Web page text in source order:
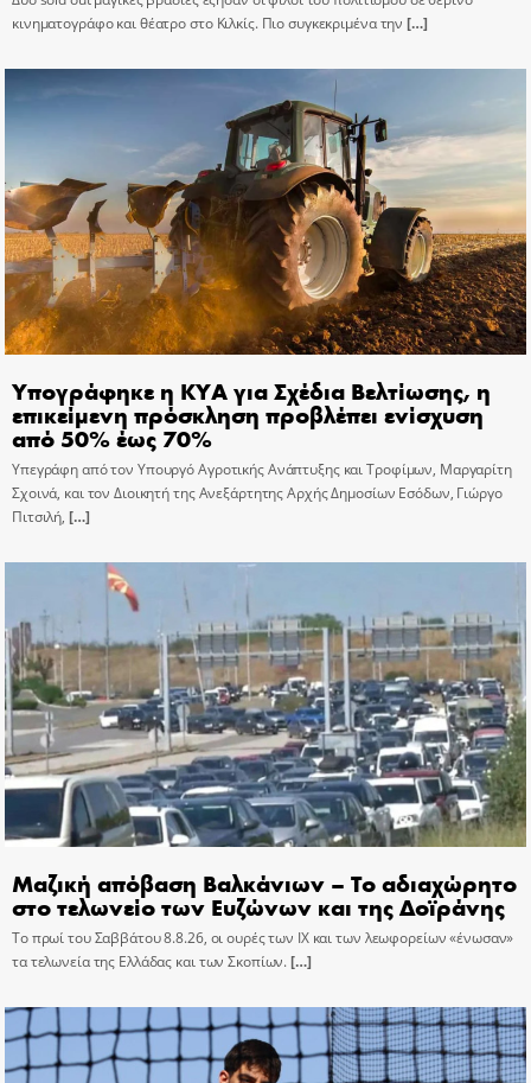
κινηματογράφο και θέατρο στο Κιλκίς. Πιο συγκεκριμένα την […]
Υπογράφηκε η ΚΥΑ για Σχέδια Βελτίωσης, η
επικείμενη πρόσκληση προβλέπει ενίσχυση
από 50% έως 70%
Υπεγράφη από τον Υπουργό Αγροτικής Ανάπτυξης και Τροφίμων, Μαργαρίτη
Σχοινά, και τον Διοικητή της Ανεξάρτητης Αρχής Δημοσίων Εσόδων, Γιώργο
Πιτσιλή, […]
Μαζική απόβαση Βαλκάνιων – Το αδιαχώρητο
στο τελωνείο των Ευζώνων και της Δοϊράνης
Το πρωί του Σαββάτου 8.8.26, οι ουρές των ΙΧ και των λεωφορείων «ένωσαν»
τα τελωνεία της Ελλάδας και των Σκοπίων.[…]